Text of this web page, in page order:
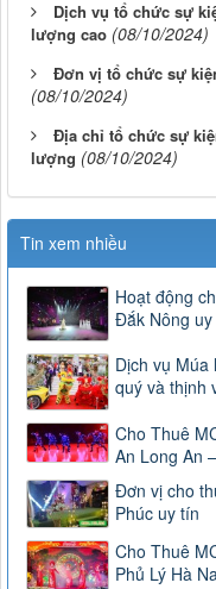
Dịch vụ tổ chức sự
lượng cao (08/10/2024)
Đơn vị tổ chức sự
(08/10/2024)
Địa chỉ tổ chức sự
lượng (08/10/2024)
Tin xem nhiều
Hoạt động
Đắk Nông
Dịch vụ
quý và thịnh
Cho Thuê
An Long An
Đơn vị cho
Phúc uy tín
Cho Thuê
Phủ Lý Hà